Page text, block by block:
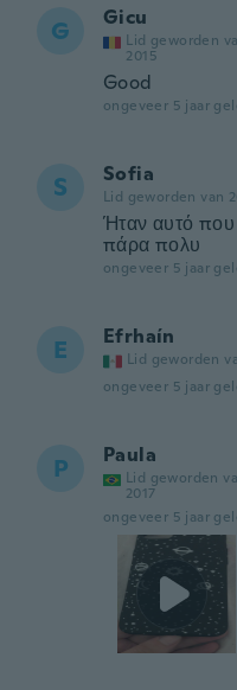
G Gicu
Lid geworden
2015
Good
ongeveer 5 jaar
S Sofia
Lid geworden van
Ήταν αυτό
πάρα πολυ
ongeveer 5 jaar
E Efrhaín
Lid geworden
ongeveer 5 jaar
P Paula
Lid geworden
2017
ongeveer 5 jaar